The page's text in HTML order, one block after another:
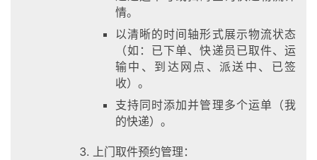
情。
以清晰的时间轴形式展示物流状态
（如：已下单、快递员已取件、运
输中、到达网点、派送中、已签
收）。
支持同时添加并管理多个运单（我
的快递）。
上门取件预约管理：